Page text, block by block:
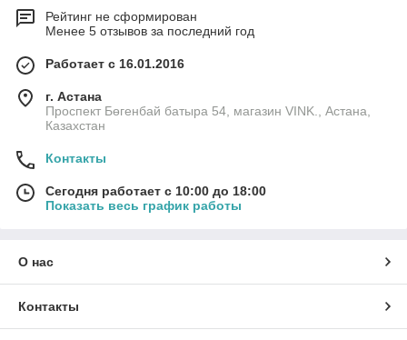
Рейтинг не сформирован
Менее 5 отзывов за последний год
Работает с 16.01.2016
г. Астана
Проспект Бөгенбай батыра 54, магазин VINK., Астана,
Казахстан
Контакты
Сегодня работает с 10:00 до 18:00
Показать весь график работы
О нас
Контакты